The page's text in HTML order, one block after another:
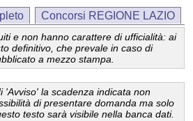
Concorsi REGIONE LAZIO
e non hanno carattere di ufficialità: ai
definitivo, che prevale in caso di
a mezzo stampa.
'Avviso' la scadenza indicata non
di presentare domanda ma solo
testo sarà visibile nella banca dati.